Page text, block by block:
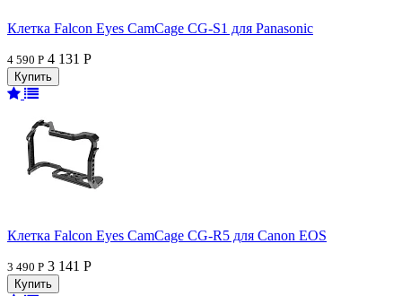
Клетка Falcon Eyes CamCage CG-S1 для Panasonic
4 590 Р 4 131 Р
Клетка Falcon Eyes CamCage CG-R5 для Canon EOS
3 490 Р 3 141 Р